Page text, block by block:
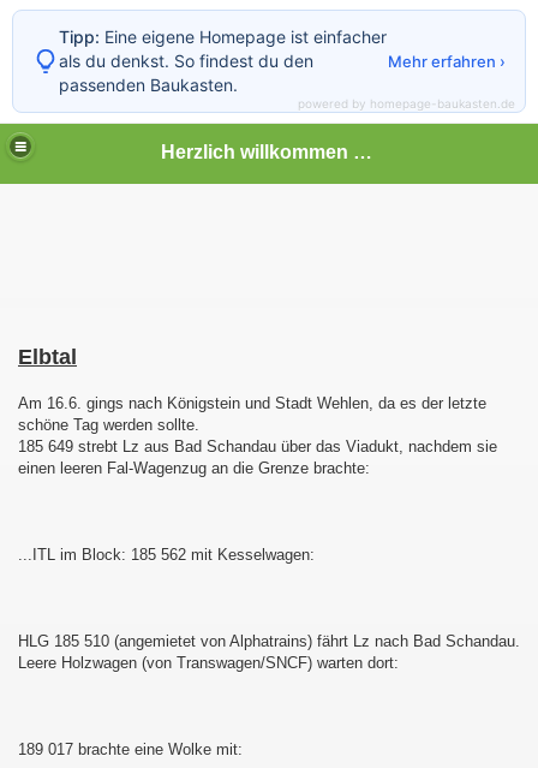
Herzlich willkommen auf meiner Bahnseite
Elbtal
Am 16.6. gings nach Königstein und Stadt Wehlen, da es der letzte
schöne Tag werden sollte.
185 649 strebt Lz aus Bad Schandau über das Viadukt, nachdem sie
einen leeren Fal-Wagenzug an die Grenze brachte:
...ITL im Block: 185 562 mit Kesselwagen:
HLG 185 510 (angemietet von Alphatrains) fährt Lz nach Bad Schandau.
Leere Holzwagen (von Transwagen/SNCF) warten dort:
189 017 brachte eine Wolke mit:
Tipp: Eine eigene Homepage ist einfacher
als du denkst. So findest du den
passenden Baukasten.
Mehr erfahren ›
powered by homepage-baukasten.de